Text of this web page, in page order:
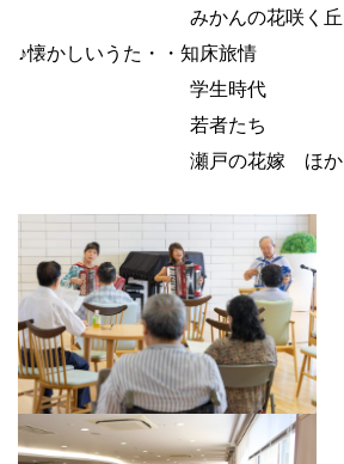
みかんの花咲く丘
♪懐かしいうた・・知床旅情
学生時代
若者たち
瀬戸の花嫁 ほか